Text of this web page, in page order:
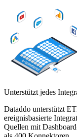
Unterstützt jedes
Dataddo unterstützt
ereignisbasierte
Quellen mit